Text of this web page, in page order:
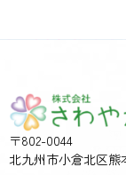
〒802-0044
北九州市小倉北区熊